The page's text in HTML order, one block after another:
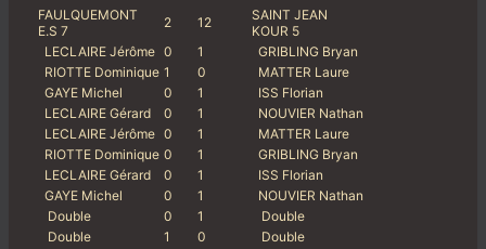
FAULQUEMONT
E.S 7
2 12
SAINT JEAN
KOUR 5
LECLAIRE Jérôme 0 1
GRIBLING Bryan
RIOTTE Dominique 1 0
MATTER Laure
GAYE Michel
0 1
ISS Florian
LECLAIRE Gérard
0 1
NOUVIER Nathan
LECLAIRE Jérôme 0 1
MATTER Laure
RIOTTE Dominique 0 1
GRIBLING Bryan
LECLAIRE Gérard
0 1
ISS Florian
GAYE Michel
0 1
NOUVIER Nathan
Double
0 1
Double
Double
1 0
Double